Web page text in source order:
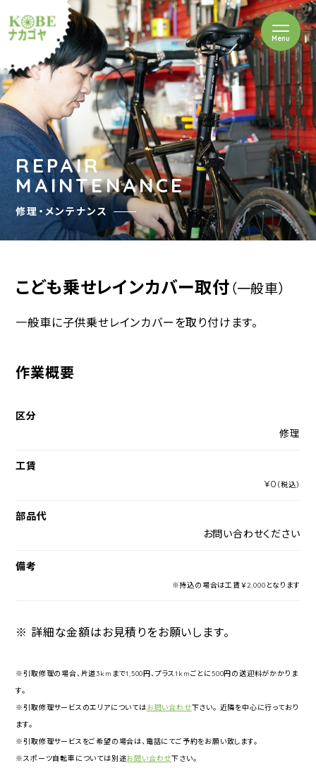
ルショップナカゴヤ
Menuを開閉
REPAIR
MAINTENANCE
修理・メンテナンス
こども乗せレインカバー取付 （一般車）
一般車に子供乗せレインカバーを取り付けます。
作業概要
区分
修理
工賃
¥0 （税込）
部品代
お問い合わせください
備考
※持込の場合は工賃￥2,000となります
※ 詳細な金額はお見積りをお願いします。
※引取修理の場合、片道3kmまで1,500円、プラス1kmごとに500円の送迎料がかかりま
す。
※引取修理サービスのエリアについてはお問い合わせ下さい。 近隣を中心に行っており
ます。
※引取修理サービスをご希望の場合は、電話にてご予約をお願い致します。
※スポーツ自転車については別途お問い合わせ下さい。